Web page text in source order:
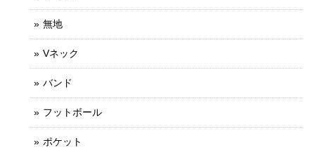
無地
Vネック
バンド
フットボール
ポケット